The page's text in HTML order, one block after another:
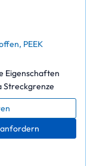
, PEEK
Eigenschaften
Streckgrenze